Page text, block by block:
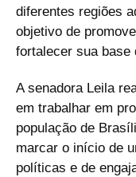
diferentes regiões
objetivo de
fortalecer sua base
A senadora Leila
em trabalhar em
população de
marcar o início de
políticas e de